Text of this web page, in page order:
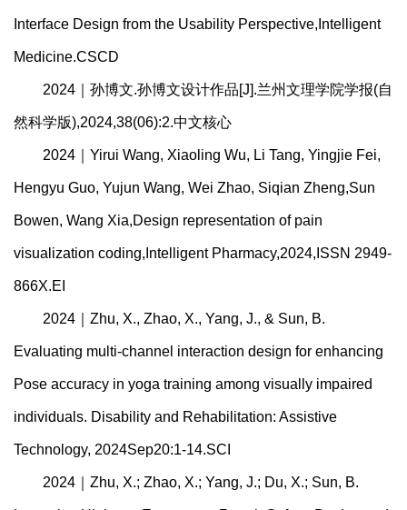
Interface Design from the Usability Perspective,Intelligent
Medicine.CSCD
2024｜孙博文.孙博文设计作品[J].兰州文理学院学报(自
然科学版),2024,38(06):2.中文核心
2024｜Yirui Wang, Xiaoling Wu, Li Tang, Yingjie Fei,
Hengyu Guo, Yujun Wang, Wei Zhao, Siqian Zheng,Sun
Bowen, Wang Xia,Design representation of pain
visualization coding,Intelligent Pharmacy,2024,ISSN 2949-
866X.EI
2024｜Zhu, X., Zhao, X., Yang, J., & Sun, B.
Evaluating multi-channel interaction design for enhancing
Pose accuracy in yoga training among visually impaired
individuals. Disability and Rehabilitation: Assistive
Technology, 2024Sep20:1-14.SCI
2024｜Zhu, X.; Zhao, X.; Yang, J.; Du, X.; Sun, B.